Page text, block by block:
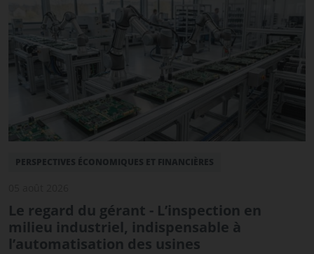
PERSPECTIVES ÉCONOMIQUES ET FINANCIÈRES
Le regard du gérant - L’inspection en
milieu industriel, indispensable à
l’automatisation des usines